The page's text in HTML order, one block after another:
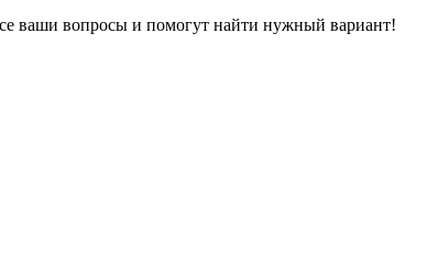
ваши вопросы и помогут найти нужный вариант!